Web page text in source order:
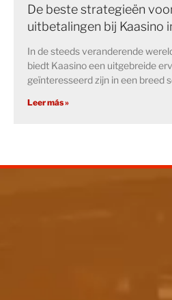
De beste strategieën
uitbetalingen bij Kaasino
In de steeds veranderende
biedt Kaasino een uitgebreide
geïnteresseerd zijn in een breed
Leer más »